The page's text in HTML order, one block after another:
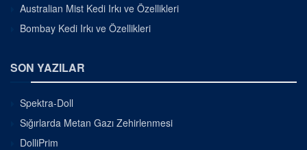
Australian Mist Kedi Irkı ve Özellikleri
Bombay Kedi Irkı ve Özellikleri
SON YAZILAR
Spektra-Doll
Sığırlarda Metan Gazı Zehirlenmesi
DolliPrim